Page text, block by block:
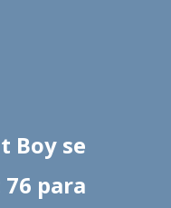
Boy se
para